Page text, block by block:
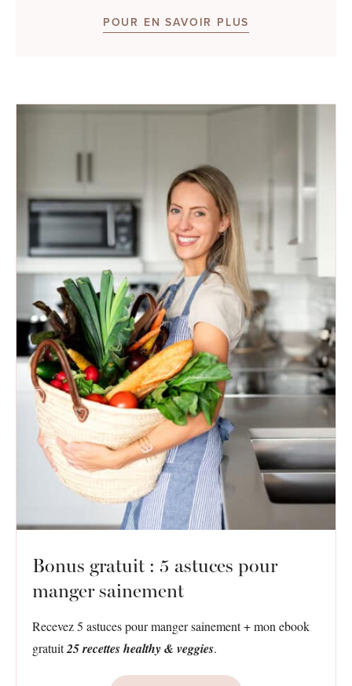
POUR EN SAVOIR PLUS
Bonus gratuit : 5 astuces pour
manger sainement
Recevez 5 astuces pour manger sainement + mon ebook
gratuit25 recettes healthy & veggies.